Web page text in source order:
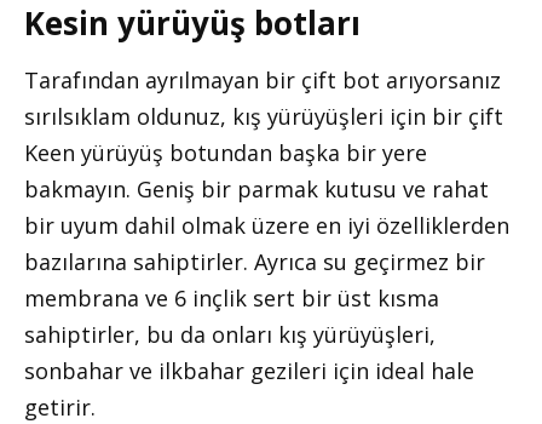
Kesin yürüyüş botları
Tarafından ayrılmayan bir çift bot arıyorsanız
sırılsıklam oldunuz, kış yürüyüşleri için bir çift
Keen yürüyüş botundan başka bir yere
bakmayın. Geniş bir parmak kutusu ve rahat
bir uyum dahil olmak üzere en iyi özelliklerden
bazılarına sahiptirler. Ayrıca su geçirmez bir
membrana ve 6 inçlik sert bir üst kısma
sahiptirler, bu da onları kış yürüyüşleri,
sonbahar ve ilkbahar gezileri için ideal hale
getirir.